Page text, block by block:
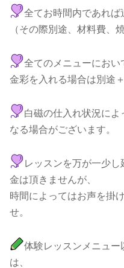
全てお時間内であれば
（その際別途、材料費、
全てのメニューにおい
金彩を入れる場合は別途
白磁の仕入れ状況によ
なる場合がございます。
レッスンを万が一少
金は頂きませんが、
時間によってはお声を掛
せ。
体験レッスンメニュー
は、